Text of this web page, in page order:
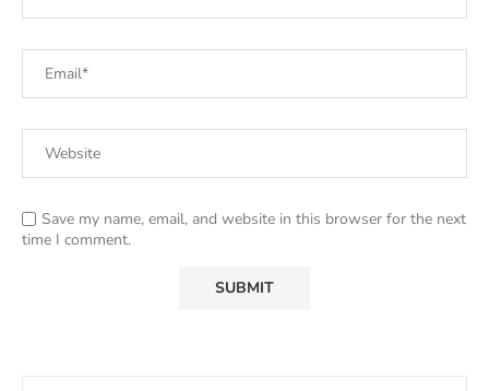
Save my name, email, and website in this browser for the next
time I comment.